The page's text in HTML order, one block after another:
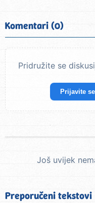
Komentari (0)
Pridružite se
Prijavite
Još uvijek
Preporučeni tekstovi